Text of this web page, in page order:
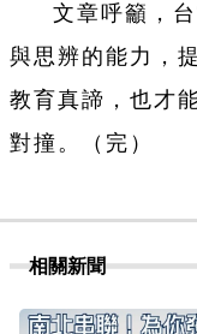
文章呼籲，
與思辨的能力，
教育真諦，也才
對撞。（完）
相關新聞